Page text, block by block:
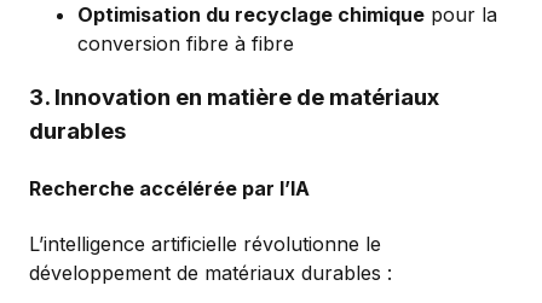
Optimisation du recyclage chimique pour la
conversion fibre à fibre
3. Innovation en matière de matériaux
durables
Recherche accélérée par l’IA
L’intelligence artificielle révolutionne le
développement de matériaux durables :